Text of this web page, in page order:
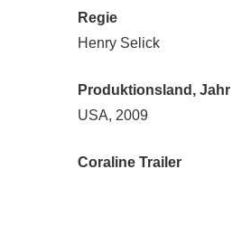
Regie
Henry Selick
Produktionsland, Jahr
USA, 2009
Coraline Trailer